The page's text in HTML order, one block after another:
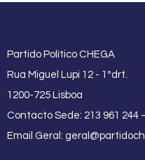
Partido Político CHEGA
Rua Miguel Lupi 12 - 1ºdrt.
1200-725 Lisboa
Contacto Sede: 213 961 244
Email Geral: